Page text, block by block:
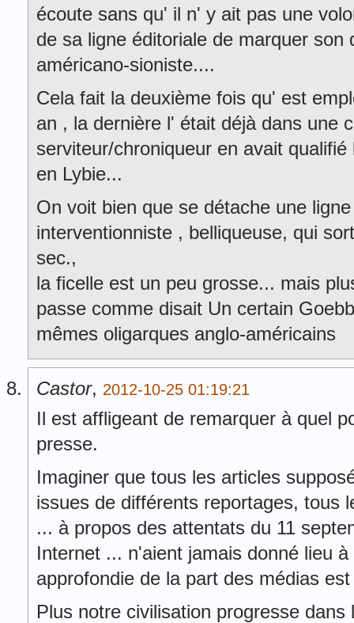
écoute sans qu' il n' y ait pas une
de sa ligne éditoriale de marquer son
américano-sioniste....
Cela fait la deuxième fois qu' est
an , la dernière l' était déjà dans une
serviteur/chroniqueur en avait
en Lybie...
On voit bien que se détache une
interventionniste , belliqueuse, qui
sec.,
la ficelle est un peu grosse... mais
passe comme disait Un certain
mêmes oligarques anglo-américains
Castor, 2012-10-25 01:19:21
Il est affligeant de remarquer à quel
presse.
Imaginer que tous les articles
issues de différents reportages, tous
... à propos des attentats du 11
Internet ... n'aient jamais donné lieu
approfondie de la part des médias
Plus notre civilisation progresse